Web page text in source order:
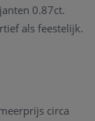
0.87ct.
als feestelijk.
circa